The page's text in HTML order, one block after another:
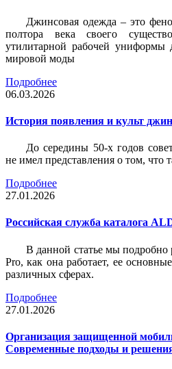
Джинсовая одежда – это
полтора века своего
утилитарной рабочей униформы
мировой моды
Подробнее
06.03.2026
История появления и культ
До середины 50-х годов
не имел представления о том, что
Подробнее
27.01.2026
Российская служба каталога
В данной статье мы подробно
Pro, как она работает, ее
различных сферах.
Подробнее
27.01.2026
Организация защищенной
Современные подходы и